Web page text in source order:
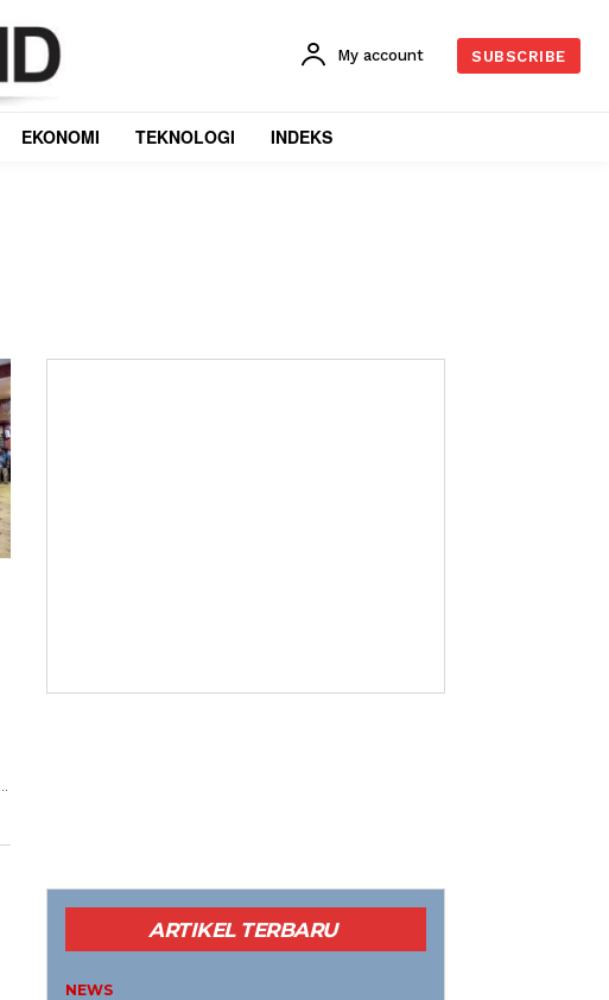
My account SUBSCRIBE
EKONOMI TEKNOLOGI INDEKS
ARTIKEL TERBARU
NEWS